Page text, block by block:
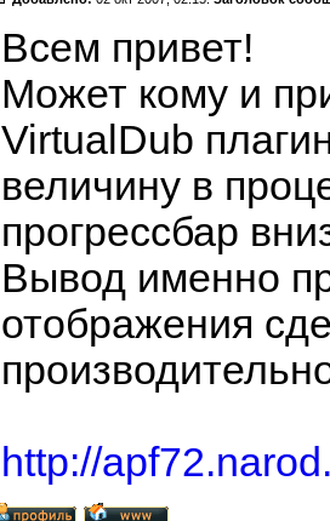
Всем привет!
Может кому и
VirtualDub
величину в
прогрессбар
Вывод именно
отображения
http://